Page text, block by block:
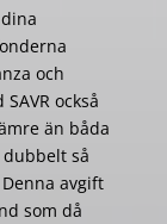
och
också
än båda
dubbelt så
avgift
som då